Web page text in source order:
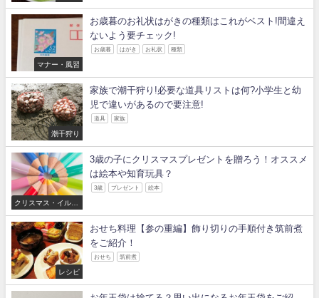
マナー・風習
お歳暮のお礼状はがきの種類はこれがベスト!間違え
ないよう要チェック!
お歳暮 はがき お礼状 種類
潮干狩り
家族で潮干狩り!必要な道具リストは何?小学生と幼
児で違いがあるので要注意!
道具 家族
クリスマス・イルミ
ネーション
3歳の子にクリスマスプレゼントを贈ろう！オススメ
は絵本や知育玩具？
3歳 プレゼント 絵本
レシピ
おせち料理【参の重編】飾り切りの手順付き筑前煮
をご紹介！
おせち 筑前煮